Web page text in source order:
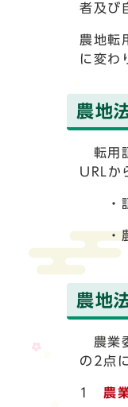
者及び
農地転
に変わ
農地
転用
URLか
・
・農
農地
農業
の2点
1 農